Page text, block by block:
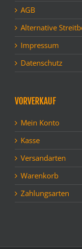
AGB
Alternative
Impressum
Datenschutz
VORVERKAUF
Mein Konto
Kasse
Versandarten
Warenkorb
Zahlungsarten